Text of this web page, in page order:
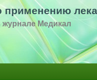
применению
журнале Медикал